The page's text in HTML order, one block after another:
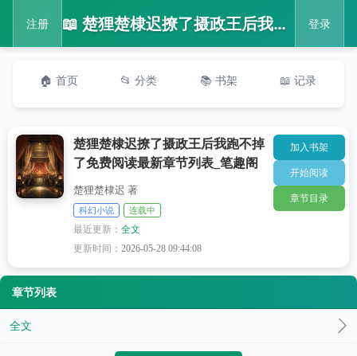
注册 📖 楚狸楚棣迟撩了摄政王后我跑不掉了免费阅读最新章节列表_笔趣阁 登录
🏠 首页 📂 分类 📚 书架 📖 记录
楚狸楚棣迟撩了摄政王后我跑不掉
了免费阅读最新章节列表_笔趣阁
楚狸楚棣迟 著
科幻小说 连载中
最近更新：全文
更新时间：2026-05-28 09:44:08
加入书架
开始阅读
章节目录
章节列表
全文